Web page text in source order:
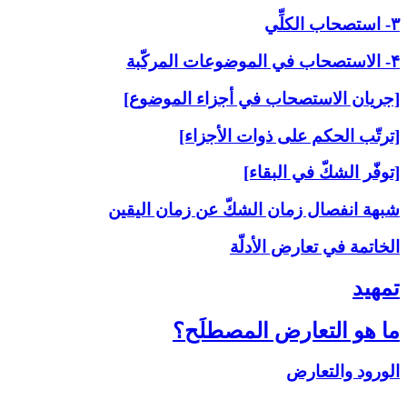
۳- استصحاب الكلِّي
۴- الاستصحاب في الموضوعات المركّبة
[جريان الاستصحاب في أجزاء الموضوع]
[ترتّب الحكم على ذوات الأجزاء]
[توفّر الشكّ في البقاء]
شبهة انفصال زمان الشكّ عن زمان اليقين
الخاتمة في تعارض الأدلّة
تمهيد
ما هو التعارض المصطلَح؟
الورود والتعارض